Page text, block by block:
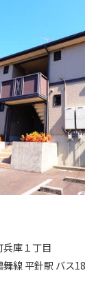
庫１丁目
線 平針駅 バス